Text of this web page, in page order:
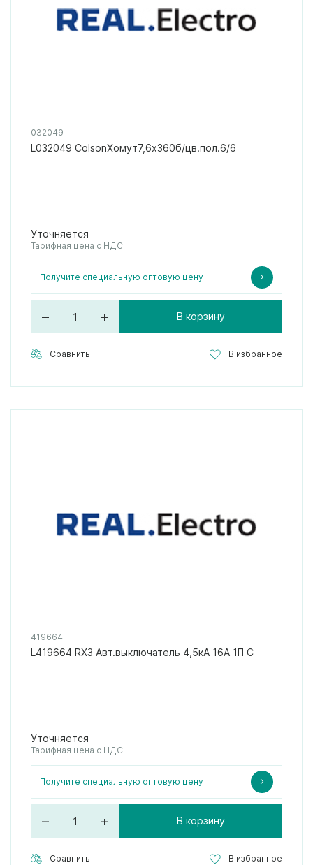
032049
L032049 ColsonХомут7,6х360б/цв.пол.6/6
Уточняется
Тарифная цена с НДС
Получите специальную оптовую цену
– + В корзину
Сравнить В избранное
419664
L419664 RX3 Авт.выключатель 4,5кА 16А 1П C
Уточняется
Тарифная цена с НДС
Получите специальную оптовую цену
– + В корзину
Сравнить В избранное